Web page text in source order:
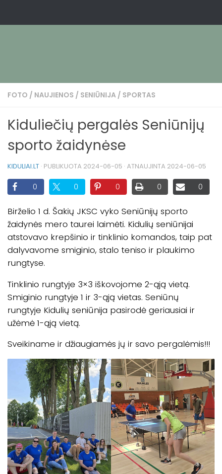
FOTO / NAUJIENOS / SENIŪNIJA / SPORTAS
Kiduliečių pergalės Seniūnijų
sporto žaidynėse
KIDULIAI.LT · PUBLIKUOTA 2024-06-05 · ATNAUJINTA 2024-06-05
0 0 0 0 0
Birželio 1 d. Šakių JKSC vyko Seniūnijų sporto
žaidynės mero taurei laimėti. Kidulių seniūnijai
atstovavo krepšinio ir tinklinio komandos, taip pat
dalyvavome smiginio, stalo teniso ir plaukimo
rungtyse.
Tinklinio rungtyje 3×3 iškovojome 2-ąją vietą.
Smiginio rungtyje 1 ir 3-ąją vietas. Seniūnų
rungtyje Kidulių seniūnija pasirodė geriausiai ir
užėmė 1-ąją vietą.
Sveikiname ir džiaugiamės jų ir savo pergalėmis!!!